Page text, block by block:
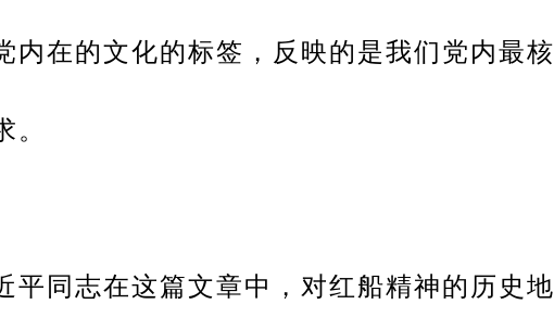
内在的文化的标签，反映的是我们党内最核
。
平同志在这篇文章中，对红船精神的历史地